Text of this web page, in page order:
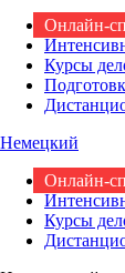
Онлайн-
Курсы
Немецкий
Онлайн-
Курсы